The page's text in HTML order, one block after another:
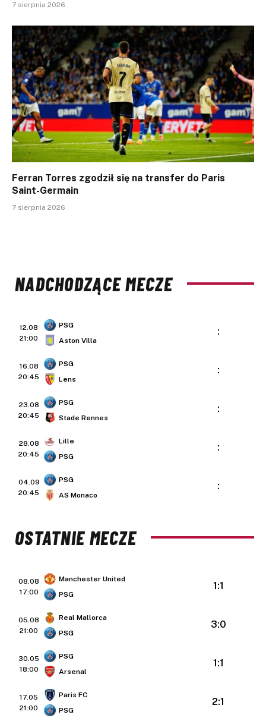
7 sierpnia 2026
Ferran Torres zgodził się na transfer do Paris
Saint-Germain
7 sierpnia 2026
NADCHODZĄCE MECZE
12.08
21:00
PSG
Aston Villa
:
16.08
20:45
PSG
Lens
:
23.08
20:45
PSG
Stade Rennes
:
28.08
20:45
Lille
PSG
:
04.09
20:45
PSG
AS Monaco
:
OSTATNIE MECZE
08.08
17:00
Manchester United
PSG
1:1
05.08
21:00
Real Mallorca
PSG
3:0
30.05
18:00
PSG
Arsenal
1:1
17.05
21:00
Paris FC
PSG
2:1